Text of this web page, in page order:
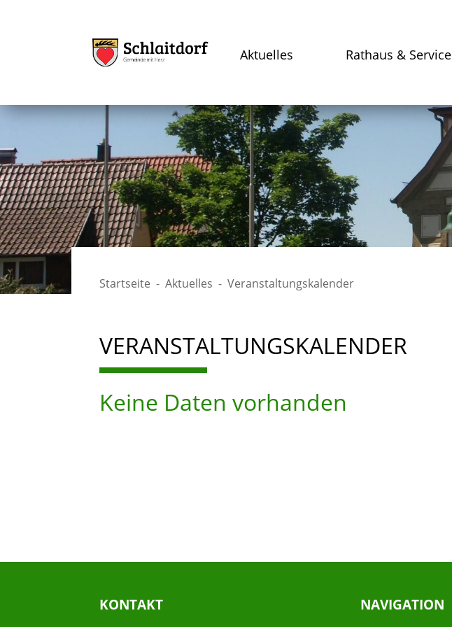
Aktuelles Rathaus & Service
Startseite Aktuelles Veranstaltungskalender
VERANSTALTUNGSKALENDER
Keine Daten vorhanden
KONTAKT NAVIGATION